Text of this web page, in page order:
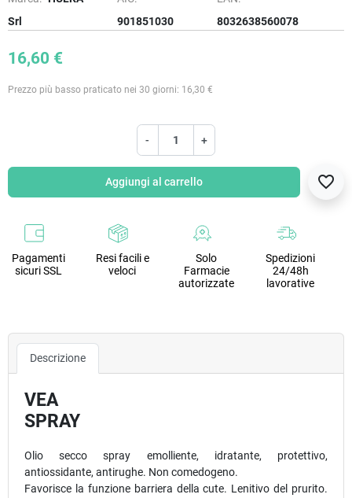
Srl
901851030
8032638560078
16,60 €
Prezzo più basso praticato nei 30 giorni: 16,30 €
- +
Aggiungi al carrello favorite_border
Pagamenti
sicuri SSL
Resi facili e
veloci
Solo
Farmacie
autorizzate
Spedizioni
24/48h
lavorative
Descrizione
VEA
SPRAY
Olio secco spray emolliente, idratante, protettivo,
antiossidante, antirughe. Non comedogeno.
Favorisce la funzione barriera della cute. Lenitivo del prurito.